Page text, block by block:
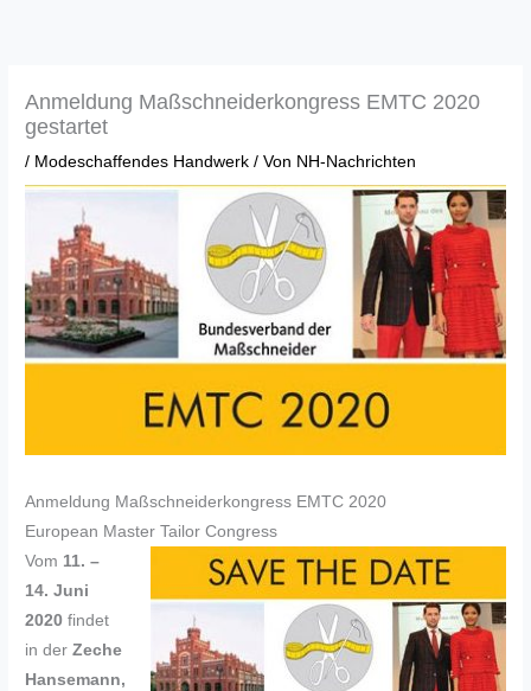
Anmeldung Maßschneiderkongress EMTC 2020
gestartet
/ Modeschaffendes Handwerk / Von NH-Nachrichten
Anmeldung Maßschneiderkongress EMTC 2020
European Master Tailor Congress
Vom 11. –
14. Juni
2020 findet
in derZeche
Hansemann,